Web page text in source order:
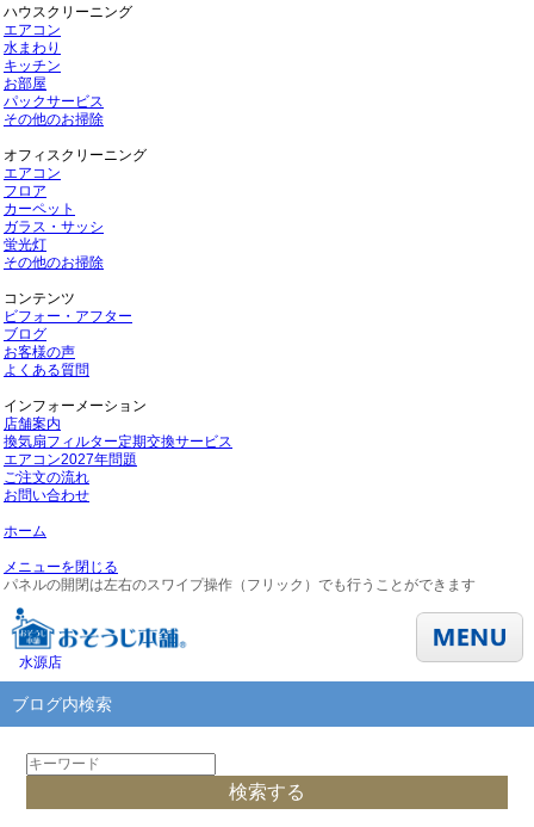
ハウスクリーニング
エアコン
水まわり
キッチン
お部屋
パックサービス
その他のお掃除
オフィスクリーニング
エアコン
フロア
カーペット
ガラス・サッシ
蛍光灯
その他のお掃除
コンテンツ
ビフォー・アフター
ブログ
お客様の声
よくある質問
インフォーメーション
店舗案内
換気扇フィルター定期交換サービス
エアコン2027年問題
ご注文の流れ
お問い合わせ
ホーム
メニューを閉じる
パネルの開閉は左右のスワイプ操作（フリック）でも行うことができます
水源店
ブログ内検索